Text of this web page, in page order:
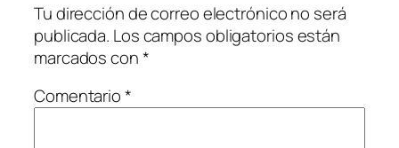
Tu dirección de correo electrónico no será
publicada. Los campos obligatorios están
marcados con*
Comentario*